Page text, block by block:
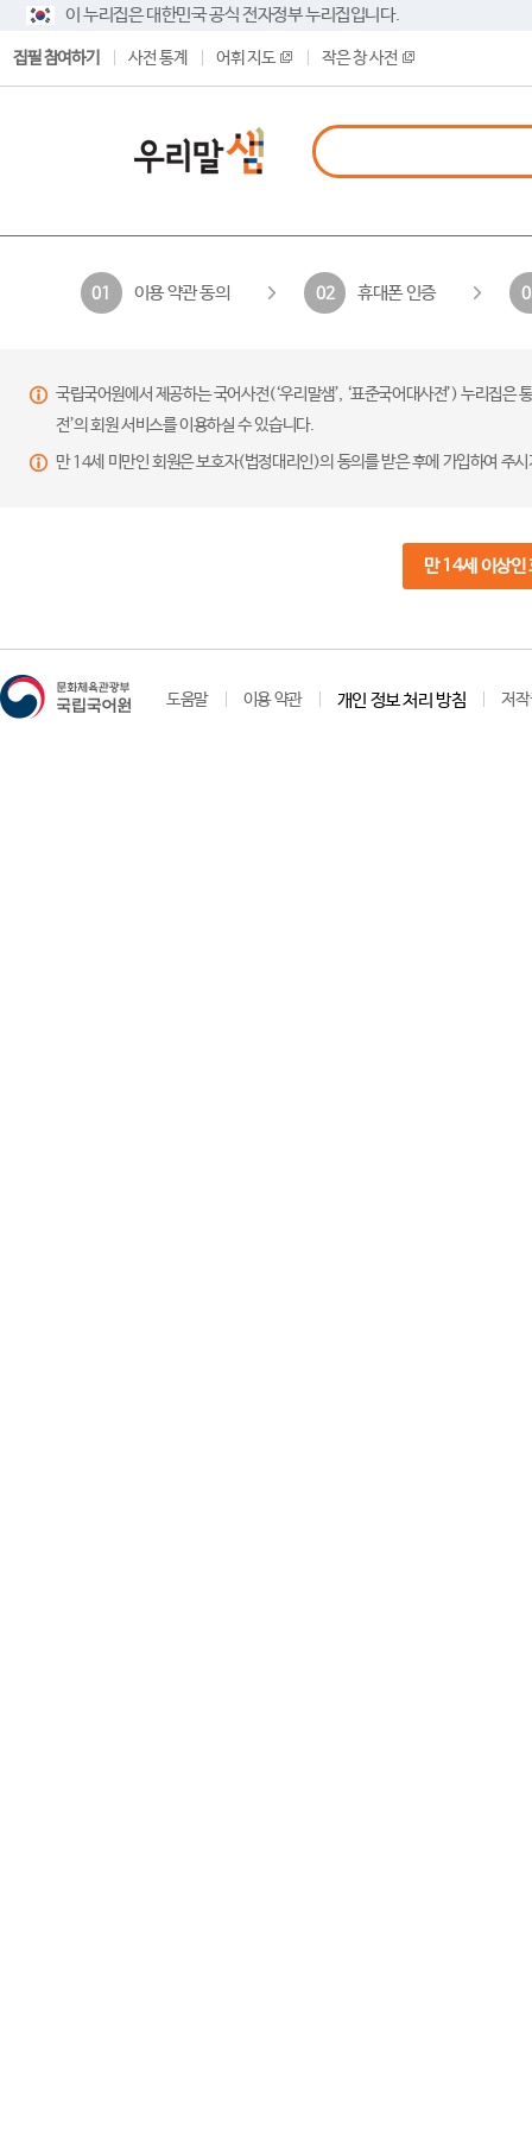
이 누리집은 대한민국 공식 전자정부 누리집입니다.
집필 참여하기 사전 통계 어휘 지도 작은 창 사전
01 이용 약관 동의 02 휴대폰 인증
국립국어원에서 제공하는 국어사전(‘우리말샘’, ‘표준국어대사전’) 누리집
전’의 회원 서비스를 이용하실 수 있습니다.
만 14세 미만인 회원은 보호자(법정대리인)의 동의를 받은 후에 가입하여 주
만 14세 이상인
도움말 이용 약관 개인 정보 처리 방침 저